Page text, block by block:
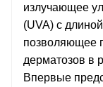
излучающее
(UVA) с
позволяющее
дерматозов в
Впервые